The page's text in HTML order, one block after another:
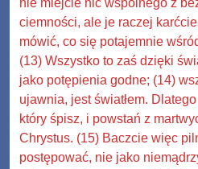
nie miejcie nic wspólnego z
ciemności, ale je raczej
mówić, co się potajemnie
(13) Wszystko to zaś dzięki
jako potępienia godne; (14)
ujawnia, jest światłem.
który śpisz, i powstań z
Chrystus. (15) Baczcie więc
postępować, nie jako